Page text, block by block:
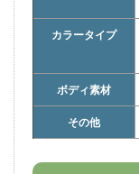
カラータイプ
ボディ素材
その他